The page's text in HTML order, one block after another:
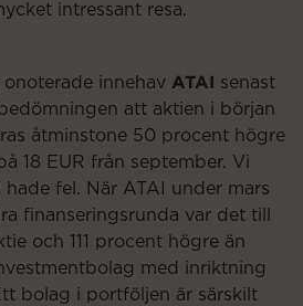
intressant resa.
innehav ATAI senast
att aktien i början
åtminstone 50 procent högre
18 EUR från september. Vi
fel. När ATAI under mars
finanseringsrunda var det till
och 111 procent högre än
med inriktning
bolag i portföljen är särskilt